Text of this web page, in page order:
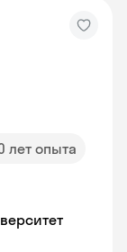
лет опыта